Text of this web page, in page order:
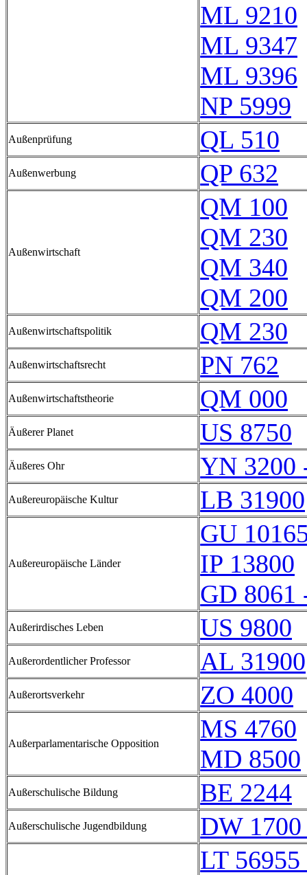
ML 9210
ML 9347
ML 9396
NP 5999
Außenprüfung QL 510
Außenwerbung QP 632
Außenwirtschaft
QM 100
QM 230
QM 340
QM 200
Außenwirtschaftspolitik QM 230
Außenwirtschaftsrecht PN 762
Außenwirtschaftstheorie QM 000
Äußerer Planet US 8750
Äußeres Ohr YN 3200
Außereuropäische Kultur LB 31900
Außereuropäische Länder
GU
IP 13800
GD 8061
Außerirdisches Leben US 9800
Außerordentlicher Professor AL 31900
Außerortsverkehr ZO 4000
Außerparlamentarische Opposition
MS 4760
MD 8500
Außerschulische Bildung BE 2244
Außerschulische Jugendbildung DW
LT